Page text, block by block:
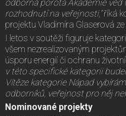
odborná porota Akademie věd
rozhodnutí na veřejnosti,“říká
projektu Vladimíra Glaserová ze
I letos v soutěži figuruje
všem nezrealizovaným
úsporu energií či ochranu
v této specifické kategorii
Vítěze kategorie Nápad
odborníků, veřejnost pro něj
Nominované projekty